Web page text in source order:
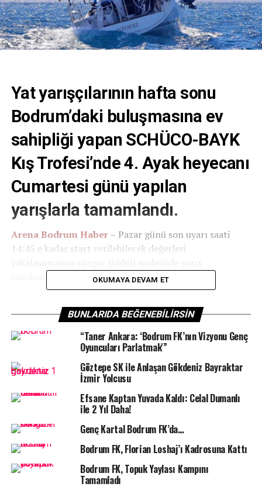
Yat yarışçılarının hafta sonu
Bodrum’daki buluşmasına ev
sahipliği yapan SCHÜCO-BAYK
Kış Trofesi’nde 4. Ayak heyecanı
Cumartesi günü yapılan
yarışlarla tamamlandı.
Arena Bodrum Haber – Pazar günü son uyarı saati
14:45 e kadar start verilebilecek değerleri
Milta Bodrum Marina iş birliği, SCHÜCO Türkiye ana
sponsorluğu, Bodrum Marina Yacht Club desteği ile
düzenlediği yarışların dördüncü ayağında 26 teknede
mücadelesinin yarısı tamamlanırken, geçen yıl talihsiz
bir kaza neticesinde teknelerini kaybeden AQVAVIT ekibi
bu ayakta yeni tekneleri ile filoda yerini aldı.
İlk gün 15-17 knot hızında, kuzey ve kuzey batı yönlü
şamandıra olarak iki yarış verildi. IRC B sınıflarında 20
millik, Destek sınıflarında ise 15 millik coğrafi rotada tek
OKUMAYA DEVAM ET
BUNLARIDA BEĞENEBILIRSIN
“Taner Ankara: ‘Bodrum FK’nın Vizyonu Genç
Oyuncuları Parlatmak'”
Göztepe SK ile Anlaşan Gökdeniz Bayraktar
İzmir Yolcusu
Efsane Kaptan Yuvada Kaldı: Celal Dumanlı
ile 2 Yıl Daha!
Genç Kartal Bodrum FK’da…
Bodrum FK, Florian Loshaj’ı Kadrosuna Kattı
Bodrum FK, Topuk Yaylası Kampını
Tamamladı